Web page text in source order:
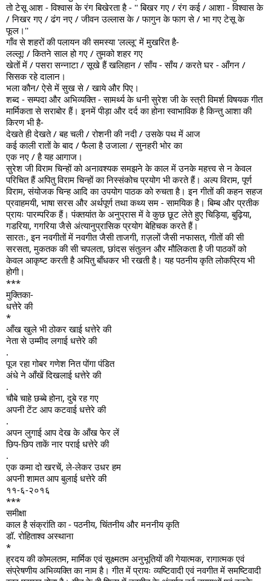
तो टेसू आश - विश्वास के रंग बिखेरता है - '' बिखर गए / रंग कई / आशा - विश्वास के
/ निखर गए / ढंग नए / जीवन उल्लास के / फागुन के फाग से / भा गए टेसू के
फूल।''
गाँव से शहरों की पलायन की समस्या 'लल्लू' में मुखरित है-
लल्लू! / कितने साल हो गए / तुमको शहर गए
खेतों में / पसरा सन्नाटा / सूखे हैं खलिहान / साँय - साँय / करते घर - आँगन /
सिसक रहे दालान।
भला कौन/ ऐसे में सुख से / खाये और पिए।
शब्द - सम्पदा और अभिव्यक्ति - सामर्थ्य के धनी सुरेश जी के स्त्री विमर्श विषयक गीत
मार्मिकता से सराबोर हैं। इनमें पीड़ा और दर्द का होना स्वाभाविक है किन्तु आशा की
किरण भी है-
देखते ही देखते / बह चली / रोशनी की नदी / उसके पथ में आज
कई काली रातों के बाद / फैला है उजाला / सुनहरी भोर का
एक नए / है यह आगाज।
सुरेश जी विराम चिन्हों को अनावश्यक समझने के काल में उनके महत्त्व से न केवल
परिचित हैं अपितु विराम चिन्हों का निस्संकोच प्रयोग भी करते हैं। अल्प विराम, पूर्ण
विराम, संयोजक चिन्ह आदि का उपयोग पाठक को रुचता है। इन गीतों की कहन सहज
प्रवाहमयी, भाषा सरस और अर्थपूर्ण तथा कथ्य सम - सामयिक है। बिम्ब और प्रतीक
प्रायः पारम्परिक हैं। पंक्तयांत के अनुप्रास में वे कुछ छूट लेते हुए चिड़िया, बुढ़िया,
गडरिया, गगरिया जैसे अंत्यानुप्रासिक प्रयोग बेहिचक करते हैं।
सारतः, इन नवगीतों में नवगीत जैसी ताजगी, ग़ज़लों जैसी नफासत, गीतों की सी
सरसता, मुकतक की सी चपलता, छांदस संतुलन और मौलिकता है जी पाठकों को
केवल आकृष्ट करती है अपितु बाँधकर भी रखती है। यह पठनीय कृति लोकप्रिय भी
होगी।
***
मुक्तिका-
धत्तेरे की
*
आँख खुले भी ठोकर खाई धत्तेरे की
नेता से उम्मीद लगाई धत्तेरे की
.
पूज रहा गोबर गणेश नित पोंगा पंडित
अंधे ने आँखें दिखलाई धत्तेरे की
.
चौबे चाहे छब्बे होना, दुबे रह गए
अपनी टेंट आप कटवाई धत्तेरे की
.
अपन लुगाई आप देख के आँख फेर लें
छिप-छिप ताकें नार पराई धत्तेरे की
.
एक कमा दो खरचें, ले-लेकर उधर हम
अपनी शामत आप बुलाई धत्तेरे की
११-६-२०१६
***
समीक्षा
काल है संक्रांति का - पठनीय, चिंतनीय और मननीय कृति
डॉ. रोहिताश्व अस्थाना
*
ह्रदय की कोमलतम, मार्मिक एवं सूक्ष्मतम अनुभूतियों की गेयात्मक, रागात्मक एवं
संप्रेषणीय अभिव्यक्ति का नाम है। गीत में प्रायः व्यष्टिवादी एवं नवगीत में समष्टिवादी